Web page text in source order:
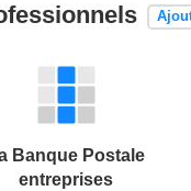
Banque Postale
entreprises